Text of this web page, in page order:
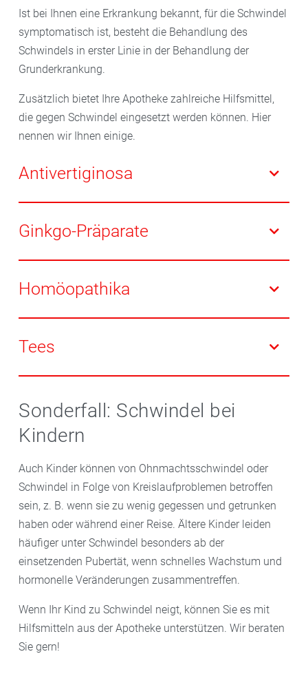
Ist bei Ihnen eine Erkrankung bekannt, für die Schwindel
symptomatisch ist, besteht die Behandlung des
Schwindels in erster Linie in der Behandlung der
Grunderkrankung.
Zusätzlich bietet Ihre Apotheke zahlreiche Hilfsmittel,
die gegen Schwindel eingesetzt werden können. Hier
nennen wir Ihnen einige.
Antivertiginosa
Spezielle Medikamente gegen Schwindel
(Antivertiginosa) wirken direkt am
Gleichgewichtssinn. Vor allem bei länger
anhaltendem Schwindel können diese Medikamente
sinnvoll sein, je nach Präparat können diese
allerdings müde machen.
Ginkgo-Präparate
Studien haben gezeigt, dass Ginkgo bei Schwindel
eine vergleichbare Wirkung hat wie gebräuchliche
Antivertiginosa. Die Pflanzenextrakte fördern die
Durchblutung des Innenohrs und wirken somit ebenso
direkt am Gleichgewichtsorgan. Der Spezialextrakt in
und über vier Wochen, eher länger, eingenommen
passenden Präparats berät Sie Ihre Apotheke gern.
Homöopathika
Homöopathische Mittel können bei Schwindel ebenso
eingesetzt werden. Bei der Suche eines passenden
entscheidend. Hier kommen je nach Ursache des
Argentum nitricum, Vertatrum album, Cocculus, u.a.
zum Einsatz, oft auch in einer Kombination. Je nach
Tabletten, Globuli oder homöopathischen Tropfen.
Tees
Kreislaufanregende und -stabilisierende Tees sind
Grunderkrankung, bei der Schwindel symptomatisch
ist. Teemischungen mit Rosmarin oder Weißdorn
stärken.
Sonderfall: Schwindel bei
Kindern
Auch Kinder können von Ohnmachtsschwindel oder
Schwindel in Folge von Kreislaufproblemen betroffen
sein, z. B. wenn sie zu wenig gegessen und getrunken
haben oder während einer Reise. Ältere Kinder leiden
häufiger unter Schwindel besonders ab der
einsetzenden Pubertät, wenn schnelles Wachstum und
hormonelle Veränderungen zusammentreffen.
Wenn Ihr Kind zu Schwindel neigt, können Sie es mit
Hilfsmitteln aus der Apotheke unterstützen. Wir beraten
Sie gern!